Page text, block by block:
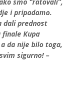
i pripadamo.
dali prednost
finale Kupa
da nije bilo toga,
sigurno! –